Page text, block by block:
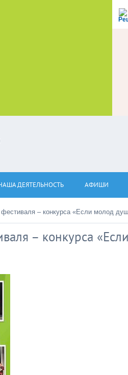
ДЕЯТЕЛЬНОСТЬ АФИШИ
фестиваля – конкурса «Если молод
– конкурса